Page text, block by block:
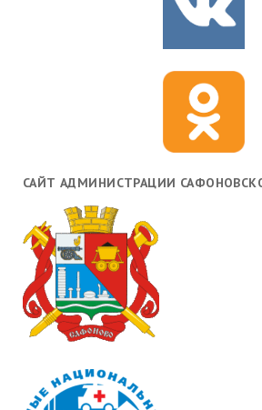
САЙТ АДМИНИСТРАЦИИ